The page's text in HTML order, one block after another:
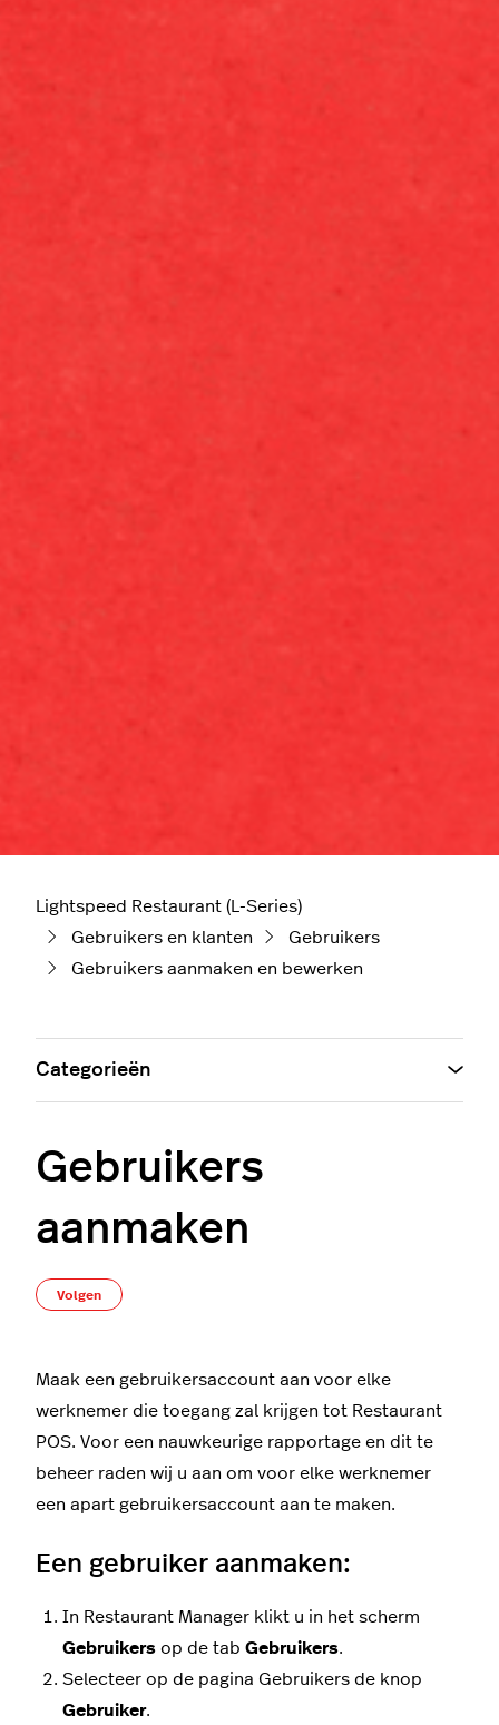
Lightspeed Restaurant (L-Series)
Gebruikers en klanten
Gebruikers
Gebruikers aanmaken en bewerken
Gebruikers
aanmaken
Volgen
Maak een gebruikersaccount aan voor elke
werknemer die toegang zal krijgen tot Restaurant
POS. Voor een nauwkeurige rapportage en dit te
beheer raden wij u aan om voor elke werknemer
een apart gebruikersaccount aan te maken.
Een gebruiker aanmaken:
In Restaurant Manager klikt u in het scherm
Gebruikers op de tab Gebruikers.
Selecteer op de pagina Gebruikers de knop
Gebruiker.
Categorieën